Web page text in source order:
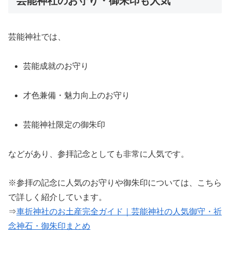
芸能神社では、
芸能成就のお守り
才色兼備・魅力向上のお守り
芸能神社限定の御朱印
などがあり、参拝記念としても非常に人気です。
※参拝の記念に人気のお守りや御朱印については、こちら
で詳しく紹介しています。
⇒車折神社のお土産完全ガイド｜芸能神社の人気御守・祈
念神石・御朱印まとめ